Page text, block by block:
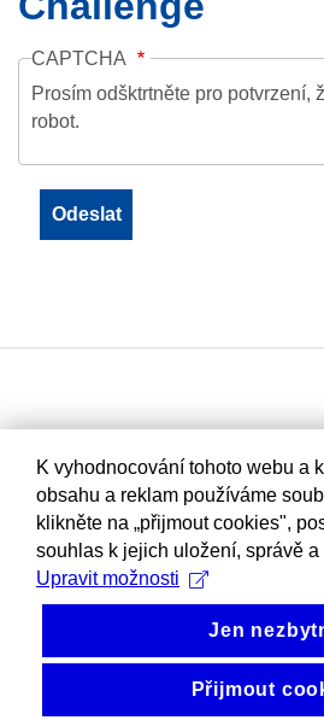
CAPTCHA
Prosím odšktrtněte pro potvrzení,
robot.
K vyhodnocování tohoto webu a
obsahu a reklam používáme
klikněte na „přijmout cookies",
souhlas k jejich uložení, správě a
Upravit možnosti
Jen
Přijmout